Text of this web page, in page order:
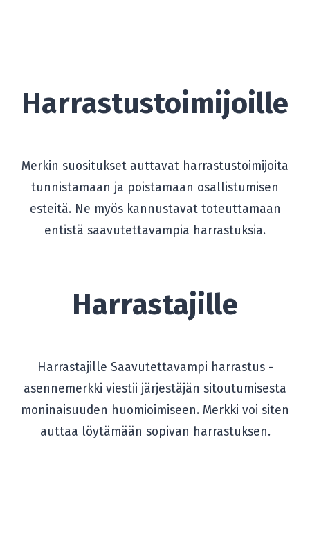
Harrastustoimijoille
Merkin suositukset auttavat harrastustoimijoita
tunnistamaan ja poistamaan osallistumisen
esteitä. Ne myös kannustavat toteuttamaan
entistä saavutettavampia harrastuksia.
Harrastajille
Harrastajille Saavutettavampi harrastus -
asennemerkki viestii järjestäjän sitoutumisesta
moninaisuuden huomioimiseen. Merkki voi siten
auttaa löytämään sopivan harrastuksen.